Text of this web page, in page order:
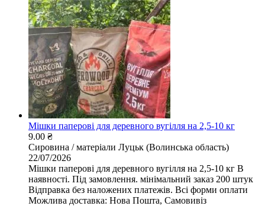
Мішки паперові для деревного вугілля на 2,5-10 кг
9.00 ₴
Сировина / матеріали Луцьк (Волинська область)
22/07/2026
Мішки паперові для деревного вугілля на 2,5-10 кг В
наявності. Під замовлення. мінімальний заказ 200 штук
Відправка без наложених платежів. Всі форми оплати
Можлива доставка: Нова Пошта, Самовивіз